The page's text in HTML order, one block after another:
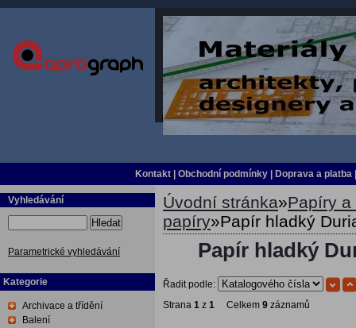
Kontakt Obchodní podmínky Doprava a platba
Vyhledávání
Hledat
Parametrické vyhledávání
Kategorie
Archivace a třídění
Balení
Úvodní stránka»Papíry a
papíry»Papír hladký
Papír hladký
Řadit podle:
Strana 1 z 1 Celkem 9 záznamů